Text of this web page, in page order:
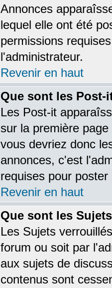
Annonces
lequel elle ont été
permissions
l'administrateur.
Revenir en haut
Que sont les Post-
Les Post-it
sur la première
vous devriez donc
annonces, c'est
requises pour
Revenir en haut
Que sont les
Les Sujets
forum ou soit par
aux sujets de
contenus sont